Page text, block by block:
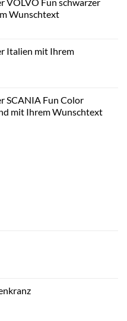
€
Wunschtext
Italien mit Ihrem
€
SCANIA Fun Color
mit Ihrem Wunschtext